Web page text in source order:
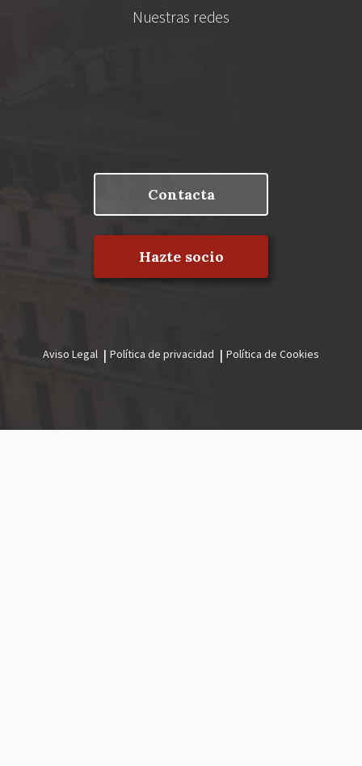
Nuestras redes
Contacta
Hazte socio
legal
Aviso Legal Política de privacidad Política de Cookies